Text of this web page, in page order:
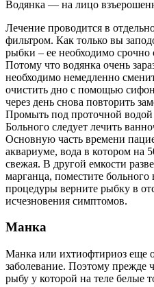
Водянка — на лицо
Лечение проводится в
фильтром. Как только вы
рыбки – ее необходимо срочно
Потому что водянка очень
необходимо немедленно
очистить дно с помощью
через день снова повторить
Промыть под проточной водой
Больного следует лечить
Основную часть времени
аквариуме, вода в котором на
свежая. В другой емкости
марганца, поместите
процедуры верните рыбку в
исчезновения симптомов.
Манка
Манка или ихтиофтириоз еще
заболевание. Поэтому прежде
рыбу у которой на теле белые